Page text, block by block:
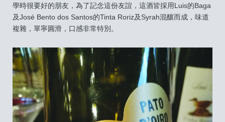
學時很要好的朋友，為了記念這份友誼，這酒皆採用Luis的Baga
及José Bento dos Santos的Tinta Roriz及Syrah混釀而成，味道
複雜，單寧圓滑，口感非常特別。